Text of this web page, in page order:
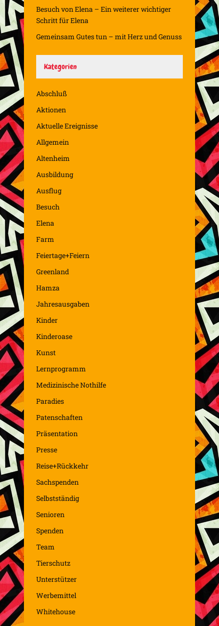
Besuch von Elena – Ein weiterer wichtiger
Schritt für Elena
Gemeinsam Gutes tun – mit Herz und Genuss
Kategorien
Abschluß
Aktionen
Aktuelle Ereignisse
Allgemein
Altenheim
Ausbildung
Ausflug
Besuch
Elena
Farm
Feiertage+Feiern
Greenland
Hamza
Jahresausgaben
Kinder
Kinderoase
Kunst
Lernprogramm
Medizinische Nothilfe
Paradies
Patenschaften
Präsentation
Presse
Reise+Rückkehr
Sachspenden
Selbstständig
Senioren
Spenden
Team
Tierschutz
Unterstützer
Werbemittel
Whitehouse